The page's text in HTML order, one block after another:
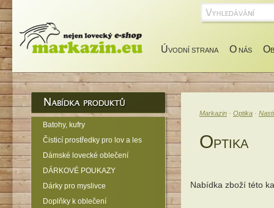
O
O NÁS
ÚVODNÍ STRANA
Markazin · Optika ·
OPTIKA
Nabídka zboží této
Batohy, kufry
Čisticí prostředky pro lov a les
Dámské lovecké oblečení
DÁRKOVÉ POUKAZY
Dárky pro myslivce
Doplňky k oblečení